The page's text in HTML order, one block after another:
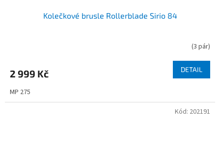
Kolečkové brusle Rollerblade Sirio 84
(3 pár)
2 999 Kč DETAIL
MP 275
Kód: 202191